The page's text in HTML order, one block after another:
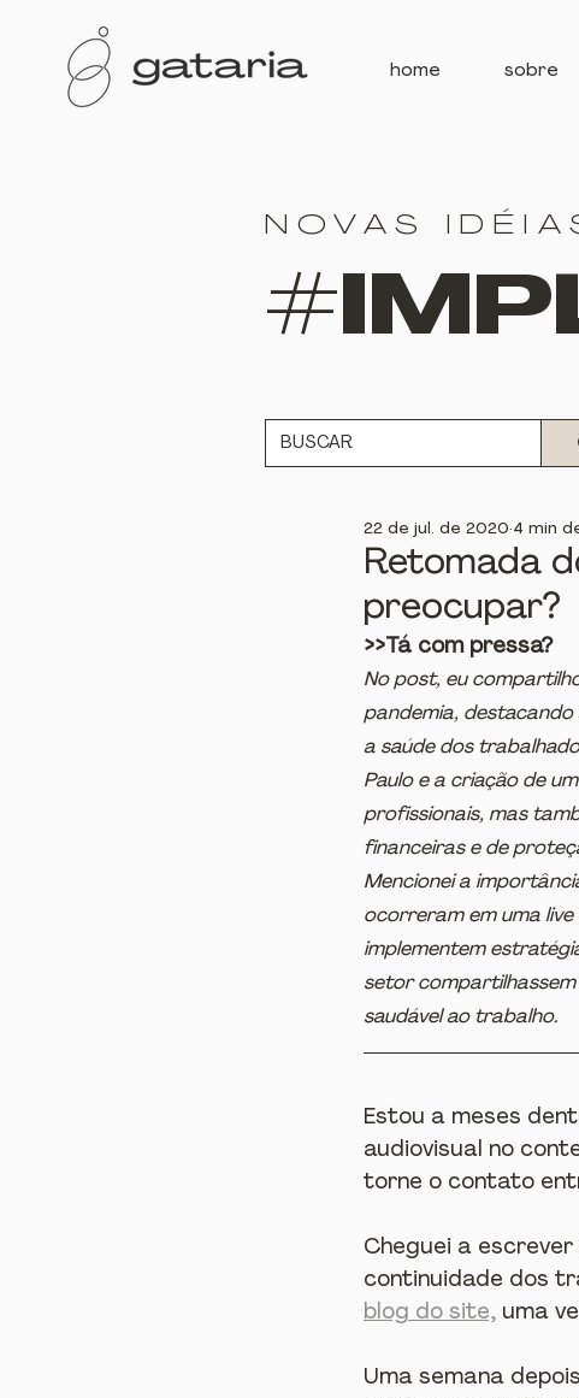
home sobre
NOVAS
Retomada
preocupar?
22 de jul. de 2020 4 min
>>Tá com pressa?
No post, eu
pandemia,
a saúde dos
Paulo e a criação de
profissionais, mas
financeiras e de
Mencionei a
ocorreram em uma
implementem
setor
saudável ao trabalho.
Estou a meses
audiovisual no
torne o contato
Cheguei a
continuidade dos
blog do site, uma
Uma semana